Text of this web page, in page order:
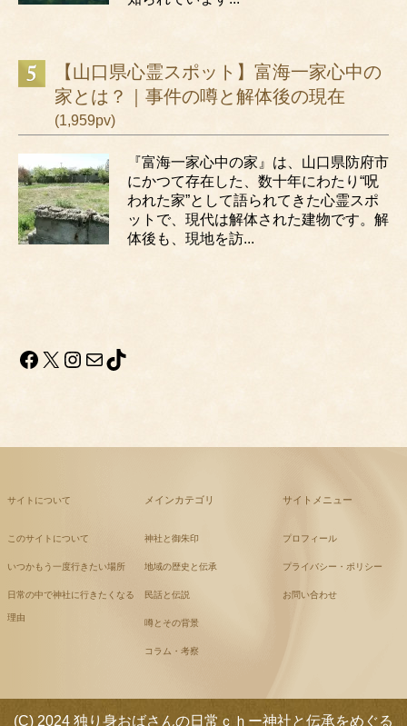
【山口県心霊スポット】富海一家心中の
家とは？｜事件の噂と解体後の現在
(1,959pv)
『富海一家心中の家』は、山口県防府市
にかつて存在した、数十年にわたり“呪
われた家”として語られてきた心霊スポ
ットで、現代は解体された建物です。解
体後も、現地を訪...
Facebook
X Instagram
メールTikTok
サイトについて
このサイトについて
いつかもう一度行きたい場所
日常の中で神社に行きたくなる
理由
メインカテゴリ
神社と御朱印
地域の歴史と伝承
民話と伝説
噂とその背景
コラム・考察
サイトメニュー
プロフィール
プライバシー・ポリシー
お問い合わせ
(C) 2024 独り身おばさんの日常ｃｈー神社と伝承をめぐる